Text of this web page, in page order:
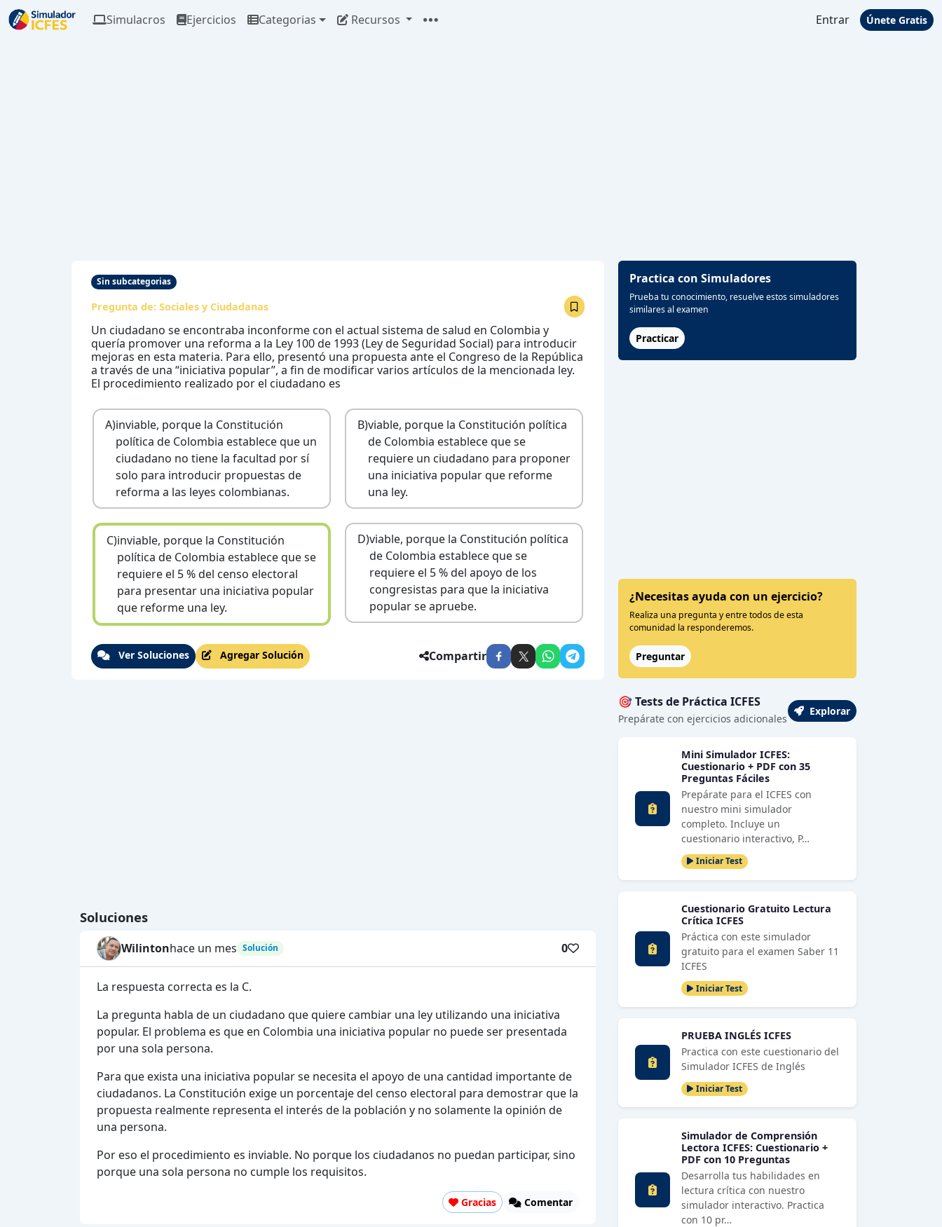
Simulacros Ejercicios Categorias Recursos Entrar Únete Gratis
Sin subcategorias
Pregunta de: Sociales y Ciudadanas
Un ciudadano se encontraba inconforme con el actual sistema de salud en Colombia y
quería promover una reforma a la Ley 100 de 1993 (Ley de Seguridad Social) para introducir
mejoras en esta materia. Para ello, presentó una propuesta ante el Congreso de la República
a través de una “iniciativa popular”, a fin de modificar varios artículos de la mencionada ley.
El procedimiento realizado por el ciudadano es
A)inviable, porque la Constitución
política de Colombia establece que un
ciudadano no tiene la facultad por sí
solo para introducir propuestas de
reforma a las leyes colombianas.
B)viable, porque la Constitución política
de Colombia establece que se
requiere un ciudadano para proponer
una iniciativa popular que reforme
una ley.
C)inviable, porque la Constitución
política de Colombia establece que se
requiere el 5 % del censo electoral
para presentar una iniciativa popular
que reforme una ley.
D)viable, porque la Constitución política
de Colombia establece que se
requiere el 5 % del apoyo de los
congresistas para que la iniciativa
popular se apruebe.
Ver Soluciones Agregar Solución Compartir
Soluciones
Wilintonhace un mes Solución 0
La respuesta correcta es la C.
La pregunta habla de un ciudadano que quiere cambiar una ley utilizando una iniciativa
popular. El problema es que en Colombia una iniciativa popular no puede ser presentada
por una sola persona.
Para que exista una iniciativa popular se necesita el apoyo de una cantidad importante de
ciudadanos. La Constitución exige un porcentaje del censo electoral para demostrar que la
propuesta realmente representa el interés de la población y no solamente la opinión de
una persona.
Por eso el procedimiento es inviable. No porque los ciudadanos no puedan participar, sino
porque una sola persona no cumple los requisitos.
Gracias Comentar
Practica con Simuladores
Prueba tu conocimiento, resuelve estos simuladores
similares al examen
Practicar
¿Necesitas ayuda con un ejercicio?
Realiza una pregunta y entre todos de esta
comunidad la responderemos.
Preguntar
🎯 Tests de Práctica ICFES
Prepárate con ejercicios adicionales
Explorar
Mini Simulador ICFES:
Cuestionario + PDF con 35
Preguntas Fáciles
Prepárate para el ICFES con
nuestro mini simulador
completo. Incluye un
cuestionario interactivo, P…
Iniciar Test
Cuestionario Gratuito Lectura
Crítica ICFES
Práctica con este simulador
gratuito para el examen Saber 11
ICFES
Iniciar Test
PRUEBA INGLÉS ICFES
Practica con este cuestionario del
Simulador ICFES de Inglés
Iniciar Test
Simulador de Comprensión
Lectora ICFES: Cuestionario +
PDF con 10 Preguntas
Desarrolla tus habilidades en
lectura crítica con nuestro
simulador interactivo. Practica
con 10 pr…